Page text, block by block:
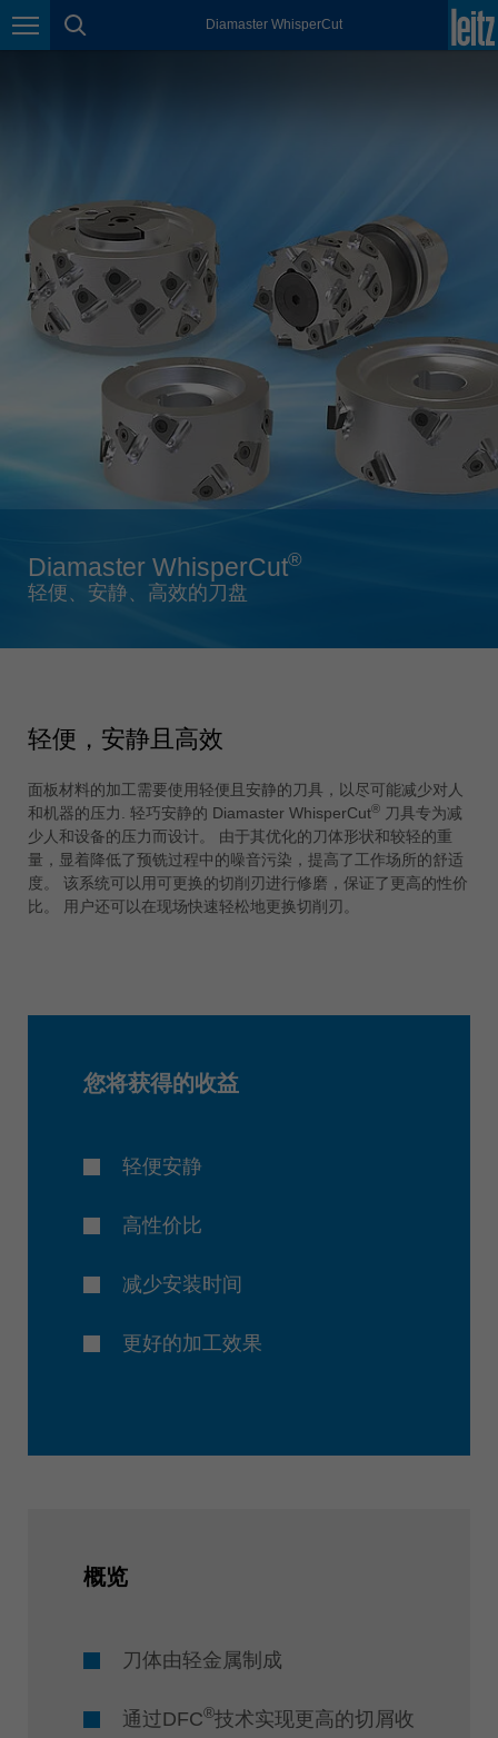
页面导航页面搜索
Diamaster WhisperCut
México
Polska
polski
Portugal
português
România
Română
Schweiz
deutsch français
Singapore
Slovenija
slovenski
english
türkçe
USA
english
Việt Nam
Україна
Diamaster WhisperCut®
轻便、安静、高效的刀盘
轻便，安静且高效
面板材料的加工需要使用轻便且安静的刀具，以尽可能减少对人
和机器的压力. 轻巧安静的 Diamaster WhisperCut® 刀具专为减
少人和设备的压力而设计。 由于其优化的刀体形状和较轻的重
量，显着降低了预铣过程中的噪音污染，提高了工作场所的舒适
度。 该系统可以用可更换的切削刃进行修磨，保证了更高的性价
比。 用户还可以在现场快速轻松地更换切削刃。
您将获得的收益
轻便安静
高性价比
减少安装时间
更好的加工效果
概览
刀体由轻金属制成
通过DFC®技术实现更高的切屑收